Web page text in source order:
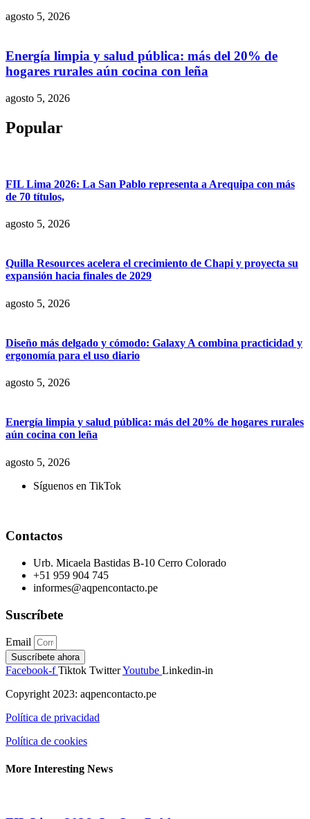
agosto 5, 2026
Energía limpia y salud pública: más del 20% de
hogares rurales aún cocina con leña
agosto 5, 2026
Popular
FIL Lima 2026: La San Pablo representa a Arequipa con más
de 70 títulos,
agosto 5, 2026
Quilla Resources acelera el crecimiento de Chapi y proyecta su
expansión hacia finales de 2029
agosto 5, 2026
Diseño más delgado y cómodo: Galaxy A combina practicidad y
ergonomía para el uso diario
agosto 5, 2026
Energía limpia y salud pública: más del 20% de hogares rurales
aún cocina con leña
agosto 5, 2026
Síguenos en TikTok
Contactos
Urb. Micaela Bastidas B-10 Cerro Colorado
+51 959 904 745
informes@aqpencontacto.pe
Suscríbete
Email
Suscríbete ahora
Facebook-f Tiktok TwitterYoutube Linkedin-in
Copyright 2023: aqpencontacto.pe
Política de privacidad
Política de cookies
More Interesting News